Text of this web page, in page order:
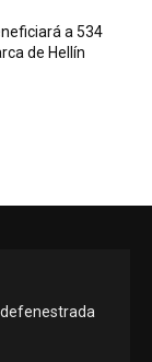
a 534
de Hellín